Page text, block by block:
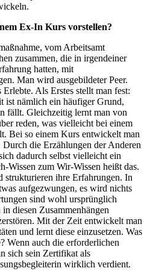
Ex-In Kurs vorstellen?
vom Arbeitsamt
zusammen, die in irgendeiner
hatten, mit
Man wird ausgebildeter Peer.
Als Erstes stellt man fest:
ist nämlich ein häufiger Grund,
fällt. Gleichzeitig lernt man von
reden, was vielleicht bei einem
Bei so einem Kurs entwickelt man
Durch die Erzählungen der Anderen
dadurch selbst vielleicht ein
Wissen zum Wir-Wissen heißt das.
strukturieren ihre Erfahrungen. In
aufgezwungen, es wird nichts
sind wohl ursprünglich
diesen Zusammenhängen
Mit der Zeit entwickelt man
und lernt diese einzusetzen. Was
Wenn auch die erforderlichen
sich sein Zertifikat als
wirklich verdient.